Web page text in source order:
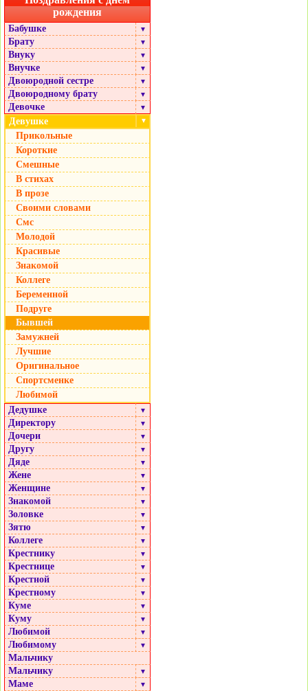
рождения
Бабушке ▼
Брату ▼
Внуку ▼
Внучке ▼
Двоюродной сестре ▼
Двоюродному брату ▼
Девочке ▼
Девушке ▼
Прикольные
Короткие
Смешные
В стихах
В прозе
Своими словами
Смс
Молодой
Красивые
Знакомой
Коллеге
Беременной
Подруге
Бывшей
Замужней
Лучшие
Оригинальное
Спортсменке
Любимой
Дедушке
▼
Директору ▼
Дочери ▼
Другу ▼
Дяде ▼
Жене ▼
Женщине ▼
Знакомой ▼
Золовке ▼
Зятю ▼
Коллеге ▼
Крестнику ▼
Крестнице ▼
Крестной ▼
Крестному ▼
Куме ▼
Куму ▼
Любимой ▼
Любимому ▼
Мальчику
Мальчику
▼
Маме ▼